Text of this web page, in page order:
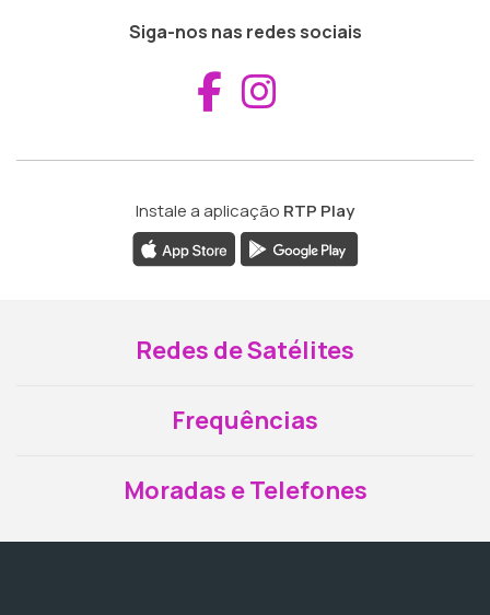
Siga-nos nas redes sociais
Aceder ao
Instale a aplicação RTP Play
Redes de Satélites
Frequências
Moradas e Telefones